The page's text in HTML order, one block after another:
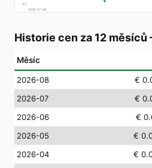
€3
2026-07-09
Historie cen za 12 měsíců
Měsíc
2026-08 €
2026-07
€
2026-06
€
2026-05
€
2026-04
€